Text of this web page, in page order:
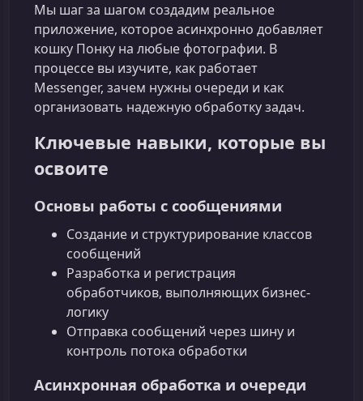
Мы шаг за шагом создадим реальное
приложение, которое асинхронно добавляет
кошку Понку на любые фотографии. В
процессе вы изучите, как работает
Messenger, зачем нужны очереди и как
организовать надежную обработку задач.
Ключевые навыки, которые вы
освоите
Основы работы с сообщениями
Создание и структурирование классов
сообщений
Разработка и регистрация
обработчиков, выполняющих бизнес-
логику
Отправка сообщений через шину и
контроль потока обработки
Асинхронная обработка и очереди